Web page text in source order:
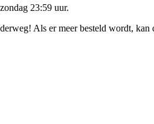
zondag 23:59 uur.
Als er meer besteld wordt, kan